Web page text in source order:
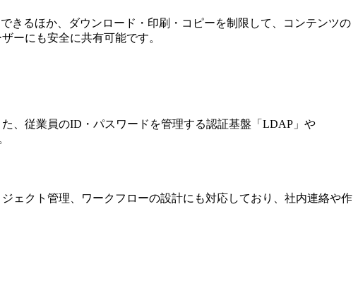
きるほか、ダウンロード・印刷・コピーを制限して、コンテンツの
ーにも安全に共有可能です。
、従業員のID・パスワードを管理する認証基盤「LDAP」や
ェクト管理、ワークフローの設計にも対応しており、社内連絡や作